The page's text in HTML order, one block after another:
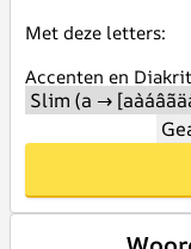
Met deze letters:
Accenten en